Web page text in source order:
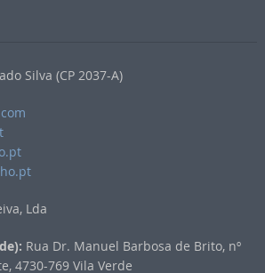
Silva (CP 2037-A)
Lda
Rua Dr. Manuel Barbosa de Brito, nº
4730-769 Vila Verde